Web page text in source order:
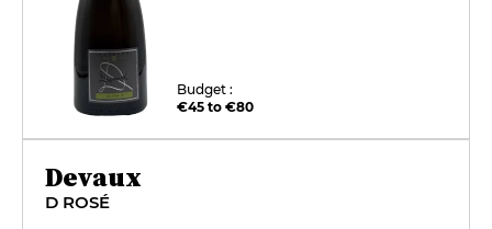
Budget :
€45 to €80
Devaux
D ROSÉ